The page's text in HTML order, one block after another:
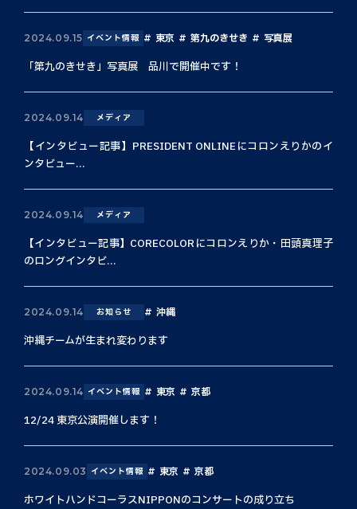
2024.09.15 イベント情報 東京 第九のきせき 写真展
「第九のきせき」写真展 品川で開催中です！
2024.09.14 メディア
【インタビュー記事】PRESIDENT ONLINEにコロンえりかのイ
ンタビュー...
2024.09.14 メディア
【インタビュー記事】CORECOLORにコロンえりか・田頭真理子
のロングインタビ...
2024.09.14 お知らせ 沖縄
沖縄チームが生まれ変わります
2024.09.14 イベント情報 東京 京都
12/24 東京公演開催します！
2024.09.03 イベント情報 東京 京都
ホワイトハンドコーラスNIPPONのコンサートの成り立ち